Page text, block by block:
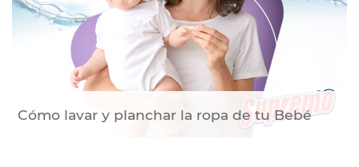
Cómo lavar y planchar la ropa de tu Bebé